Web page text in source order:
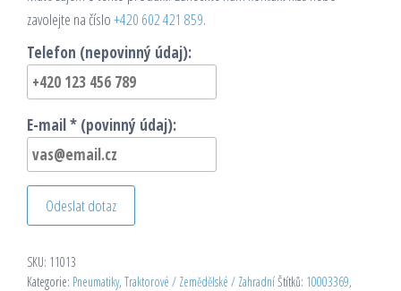
zavolejte na číslo+420 602 421 859.
Telefon (nepovinný údaj):
E-mail * (povinný údaj):
Odeslat dotaz
SKU: 11013
Kategorie: Pneumatiky, Traktorové / Zemědělské / ZahradníŠtítků: 10003369,